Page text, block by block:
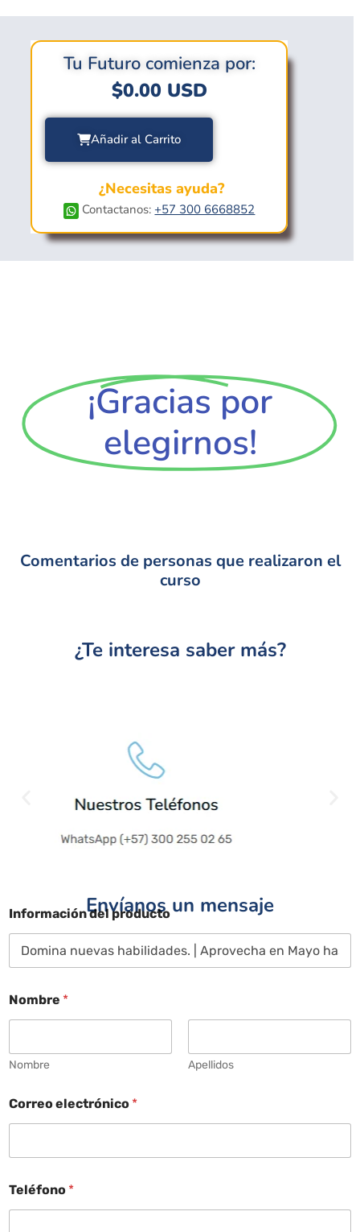
Tu Futuro comienza por:
$0.00 USD
Añadir al Carrito
¿Necesitas ayuda?
Contactanos:+57 300 6668852
¡Gracias por
elegirnos!
Comentarios de personas que realizaron el
curso
¿Te interesa saber más?
Envíanos un mensaje
Información del producto
Nombre *
Nombre Apellidos
Correo electrónico *
Teléfono *